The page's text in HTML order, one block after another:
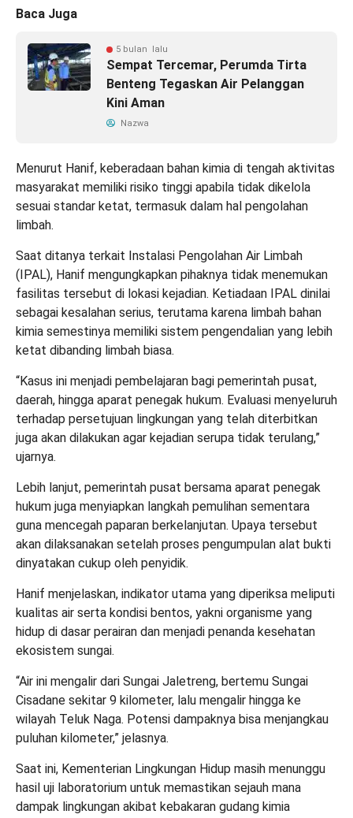
Baca Juga
5 bulan lalu
Sempat Tercemar, Perumda Tirta
Benteng Tegaskan Air Pelanggan
Kini Aman
Nazwa
Menurut Hanif, keberadaan bahan kimia di tengah aktivitas
masyarakat memiliki risiko tinggi apabila tidak dikelola
sesuai standar ketat, termasuk dalam hal pengolahan
limbah.
Saat ditanya terkait Instalasi Pengolahan Air Limbah
(IPAL), Hanif mengungkapkan pihaknya tidak menemukan
fasilitas tersebut di lokasi kejadian. Ketiadaan IPAL dinilai
sebagai kesalahan serius, terutama karena limbah bahan
kimia semestinya memiliki sistem pengendalian yang lebih
ketat dibanding limbah biasa.
“Kasus ini menjadi pembelajaran bagi pemerintah pusat,
daerah, hingga aparat penegak hukum. Evaluasi menyeluruh
terhadap persetujuan lingkungan yang telah diterbitkan
juga akan dilakukan agar kejadian serupa tidak terulang,”
ujarnya.
Lebih lanjut, pemerintah pusat bersama aparat penegak
hukum juga menyiapkan langkah pemulihan sementara
guna mencegah paparan berkelanjutan. Upaya tersebut
akan dilaksanakan setelah proses pengumpulan alat bukti
dinyatakan cukup oleh penyidik.
Hanif menjelaskan, indikator utama yang diperiksa meliputi
kualitas air serta kondisi bentos, yakni organisme yang
hidup di dasar perairan dan menjadi penanda kesehatan
ekosistem sungai.
“Air ini mengalir dari Sungai Jaletreng, bertemu Sungai
Cisadane sekitar 9 kilometer, lalu mengalir hingga ke
wilayah Teluk Naga. Potensi dampaknya bisa menjangkau
puluhan kilometer,” jelasnya.
Saat ini, Kementerian Lingkungan Hidup masih menunggu
hasil uji laboratorium untuk memastikan sejauh mana
dampak lingkungan akibat kebakaran gudang kimia